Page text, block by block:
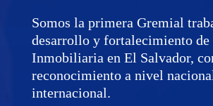
Somos la primera Gremial
desarrollo y fortalecimiento
Inmobiliaria en El Salvador,
reconocimiento a nivel
internacional.